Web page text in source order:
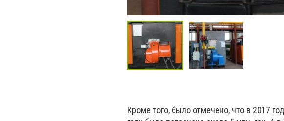
Кроме того, было отмечено, что в 2017